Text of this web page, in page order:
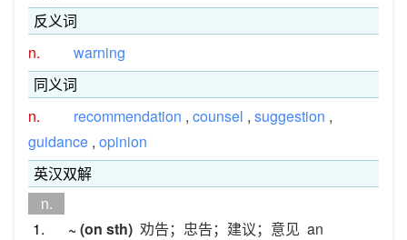
反义词
n.
warning
同义词
n.
recommendation , counsel , suggestion ,
guidance , opinion
英汉双解
n.
1.
~ (on sth) 劝告；忠告；建议；意见 an